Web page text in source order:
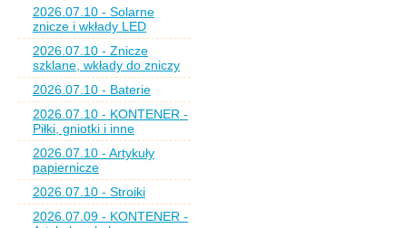
2026.07.10 - Solarne
znicze i wkłady LED
2026.07.10 - Znicze
szklane, wkłady do zniczy
2026.07.10 - Baterie
2026.07.10 - KONTENER -
Piłki, gniotki i inne
2026.07.10 - Artykuły
papiernicze
2026.07.10 - Stroiki
2026.07.09 - KONTENER -